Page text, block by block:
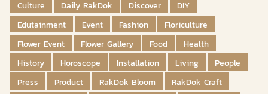
Culture
Daily RakDok Discover
DIY
Edutainment
Event Fashion
Floriculture
Flower Event
Flower Gallery Food
Health
History
Horoscope Installation Living
People
Press
Product RakDok Bloom
RakDok Craft